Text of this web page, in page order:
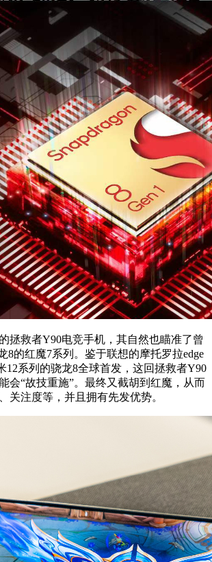
救者Y90电竞手机，其自然也瞄准了曾
8的红魔7系列。鉴于联想的摩托罗拉edge
12系列的骁龙8全球首发，这回拯救者Y90
会“故技重施”。最终又截胡到红魔，从而
关注度等，并且拥有先发优势。